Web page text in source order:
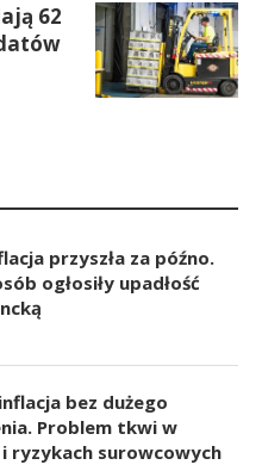
62
przyszła za późno.
ogłosiły upadłość
bez dużego
Problem tkwi w
ryzykach surowcowych